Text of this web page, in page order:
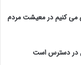
می کنیم در معیشت مردم
در دسترس است